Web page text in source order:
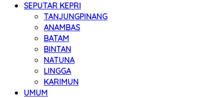
SEPUTAR KEPRI
TANJUNGPINANG
ANAMBAS
BATAM
BINTAN
NATUNA
LINGGA
KARIMUN
UMUM